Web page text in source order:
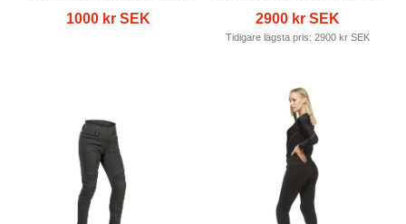
1000 kr SEK 2900 kr SEK
Tidigare lägsta pris: 2900 kr SEK